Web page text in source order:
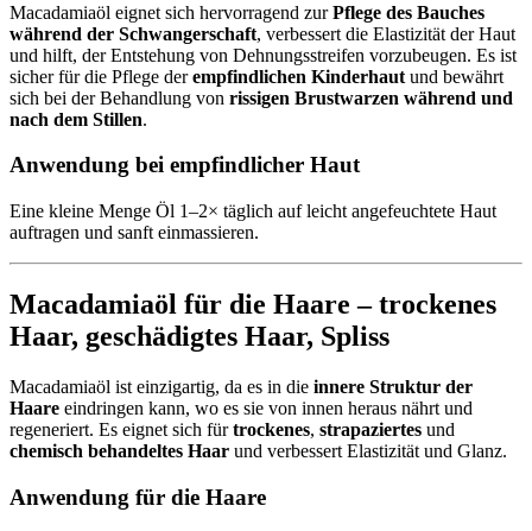
Macadamiaöl eignet sich hervorragend zurPflege des Bauches
während der Schwangerschaft, verbessert die Elastizität der Haut
und hilft, der Entstehung von Dehnungsstreifen vorzubeugen. Es ist
sicher für die Pflege derempfindlichen Kinderhaut und bewährt
sich bei der Behandlung von rissigen Brustwarzen während und
nach dem Stillen.
Anwendung bei empfindlicher Haut
Eine kleine Menge Öl 1–2× täglich auf leicht angefeuchtete Haut
auftragen und sanft einmassieren.
Macadamiaöl für die Haare –trockenes
Haar, geschädigtes Haar, Spliss
Macadamiaöl ist einzigartig, da es in die innere Struktur der
Haare eindringen kann, wo es sie von innen heraus nährt und
regeneriert. Es eignet sich fürtrockenes, strapaziertes und
chemisch behandeltes Haar und verbessert Elastizität und Glanz.
Anwendung für die Haare